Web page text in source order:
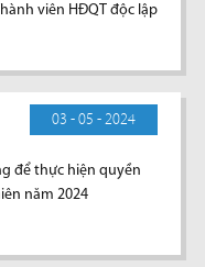
viên HĐQT độc lập
03 - 05 - 2024
để thực hiện quyền
năm 2024